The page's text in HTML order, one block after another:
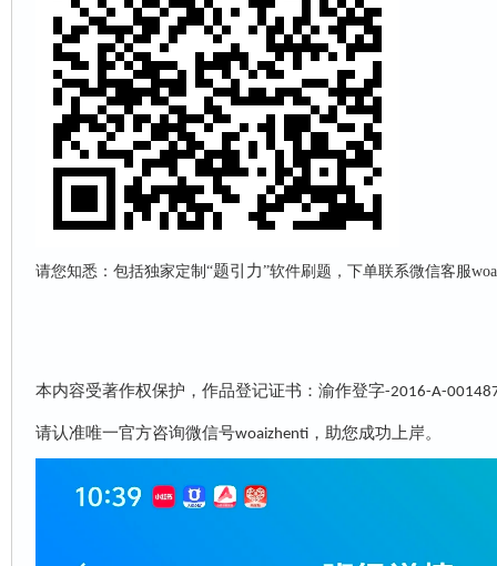
请您知悉：包括独家定制“题引力”软件刷题，下单联系微信客服
本内容受著作权保护，作品登记证书：渝作登字-2016-A-
请认准唯一官方咨询微信号woaizhenti，助您成功上岸。